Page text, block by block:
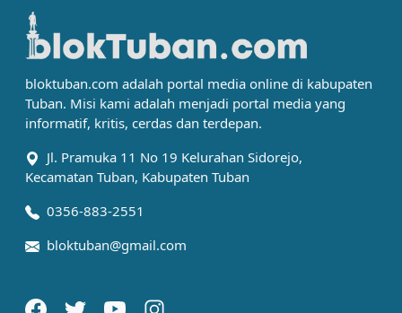
bloktuban.com adalah portal media online di kabupaten
Tuban. Misi kami adalah menjadi portal media yang
informatif, kritis, cerdas dan terdepan.
Jl. Pramuka 11 No 19 Kelurahan Sidorejo,
Kecamatan Tuban, Kabupaten Tuban
0356-883-2551
bloktuban@gmail.com